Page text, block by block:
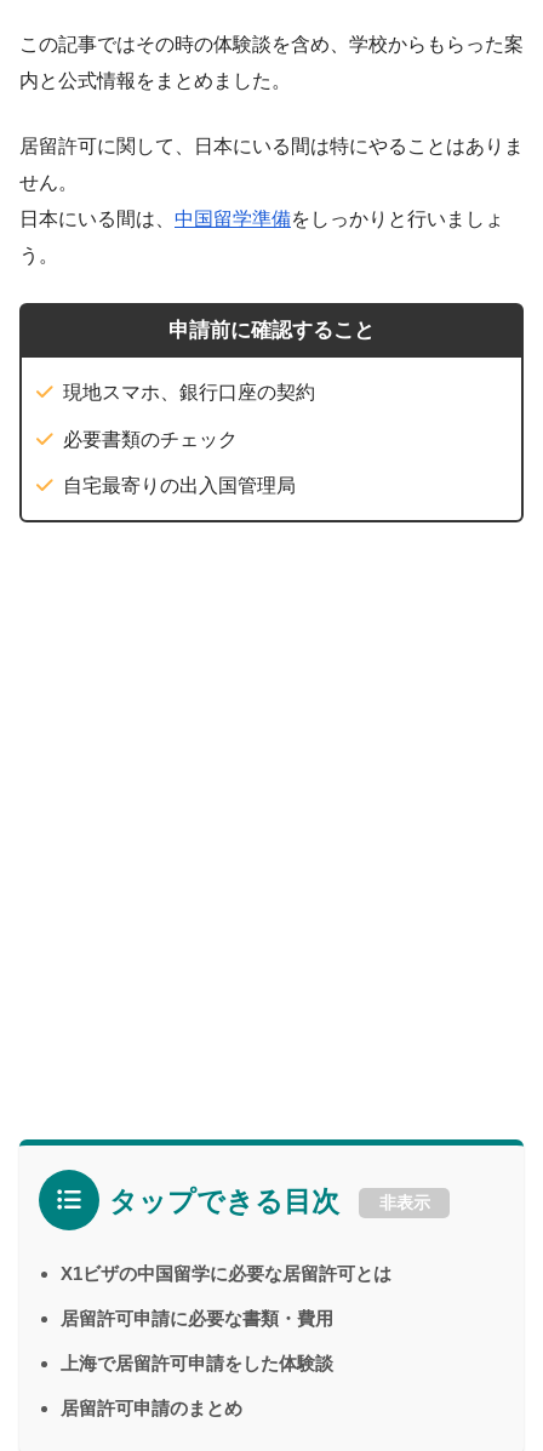
この記事ではその時の体験談を含め、学校からもらった案
内と公式情報をまとめました。
居留許可に関して、日本にいる間は特にやることはありま
せん。
日本にいる間は、 中国留学準備をしっかりと行いましょ
う。
申請前に確認すること
現地スマホ、銀行口座の契約
必要書類のチェック
自宅最寄りの出入国管理局
タップできる目次 非表示
X1ビザの中国留学に必要な居留許可とは
居留許可申請に必要な書類・費用
上海で居留許可申請をした体験談
居留許可申請のまとめ